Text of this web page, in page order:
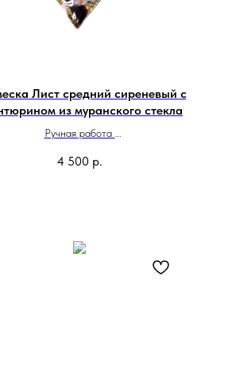
Лист средний сиреневый с
из муранского стекла
Ручная работа
4 500 р.